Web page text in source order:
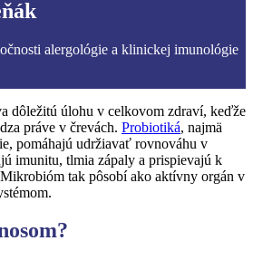
alergológie a klinickej imunológie
dôležitú úlohu v celkovom zdraví, keďže
práve v črevách. Probiotiká, najmä
pomáhajú udržiavať rovnováhu v
imunitu, tlmia zápaly a prispievajú k
tak pôsobí ako aktívny orgán v